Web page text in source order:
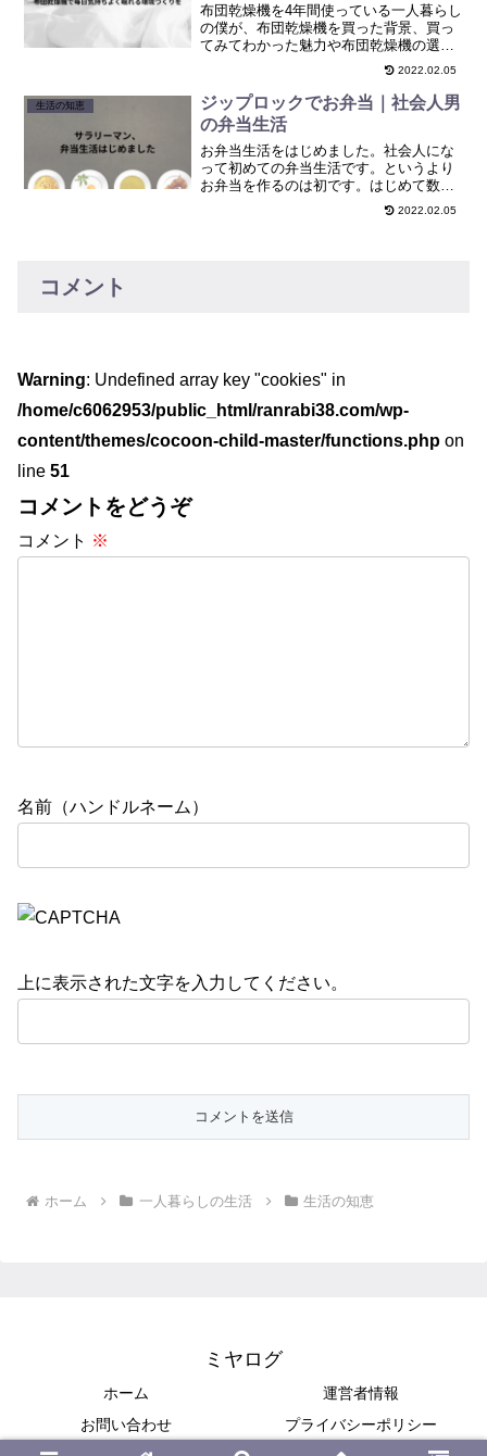
布団乾燥機を4年間使っている一人暮らし
の僕が、布団乾燥機を買った背景、買っ
てみてわかった魅力や布団乾燥機の選び
方をまとめました。気持ちよく寝たい
方、布団乾燥機の購入を検討をしている
方、ぜひご参照くださいませ。
2022.02.05
生活の知恵
ジップロックでお弁当｜社会人男
の弁当生活
お弁当生活をはじめました。社会人にな
って初めての弁当生活です。というより
お弁当を作るのは初です。はじめて数日
たったので、弁当生活をを始めた感想を
2022.02.05
コメント
Warning: Undefined array key "cookies" in
/home/c6062953/public_html/ranrabi38.com/wp-
content/themes/cocoon-child-master/functions.php on
line 51
コメントをどうぞ
コメント ※
名前（ハンドルネーム）
上に表示された文字を入力してください。
ホーム 一人暮らしの生活 生活の知恵
ミヤログ
ホーム
運営者情報
お問い合わせ
プライバシーポリシー